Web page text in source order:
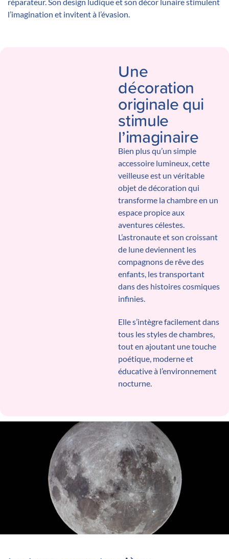
l’imagination et invitent à l’évasion.
Une
décoration
originale qui
stimule
l’imaginaire
Bien plus qu’un simple
accessoire lumineux, cette
veilleuse est un véritable
objet de décoration qui
transforme la chambre en un
espace propice aux
aventures célestes.
L’astronaute et son croissant
de lune deviennent les
compagnons de rêve des
enfants, les transportant
dans des histoires cosmiques
infinies.
Elle s’intègre facilement dans
tous les styles de chambres,
tout en ajoutant une touche
poétique, moderne et
éducative à l’environnement
nocturne.